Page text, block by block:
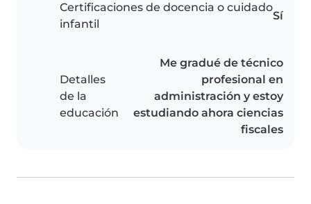
Certificaciones de docencia o cuidado
infantil
Sí
Detalles
de la
educación
Me gradué de técnico
profesional en
administración y estoy
estudiando ahora ciencias
fiscales